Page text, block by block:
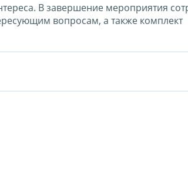
В завершение мероприятия
вопросам, а также комплект